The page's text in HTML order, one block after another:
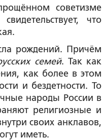
советизме
что
рождений. Причём
семей. Так как
как более в этом
и бездетности. То
народы России в
религиозные и
своих анклавов,
иметь.